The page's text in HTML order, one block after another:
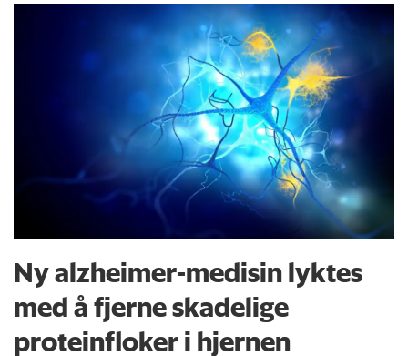
Ny alzheimer-medisin lyktes
med å fjerne skadelige
proteinfloker i hjernen